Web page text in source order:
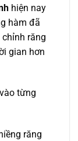
hiện nay
hàm đã
răng
gian hơn
từng
răng